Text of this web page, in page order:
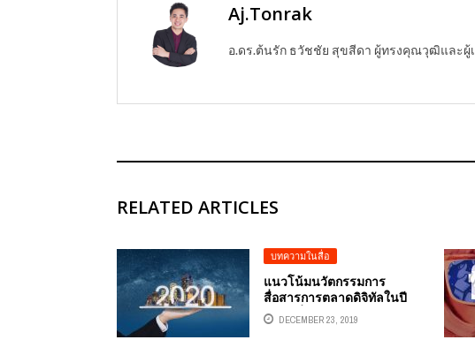
Aj.Tonrak
อ.ดร.ต้นรัก ธวัชชัย สุขสีดา ผู้ทรงคุณวุฒิและ
RELATED ARTICLES
บทความในสื่อ
แนวโน้มนวัตกรรมการ
สื่อสารการตลาดดิจิทัลในปี
2020 ที่ควรให้ความสำคัญ
DECEMBER 23, 2019